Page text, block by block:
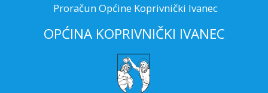
Proračun Općine Koprivnički Ivanec
OPĆINA KOPRIVNIČKI IVANEC